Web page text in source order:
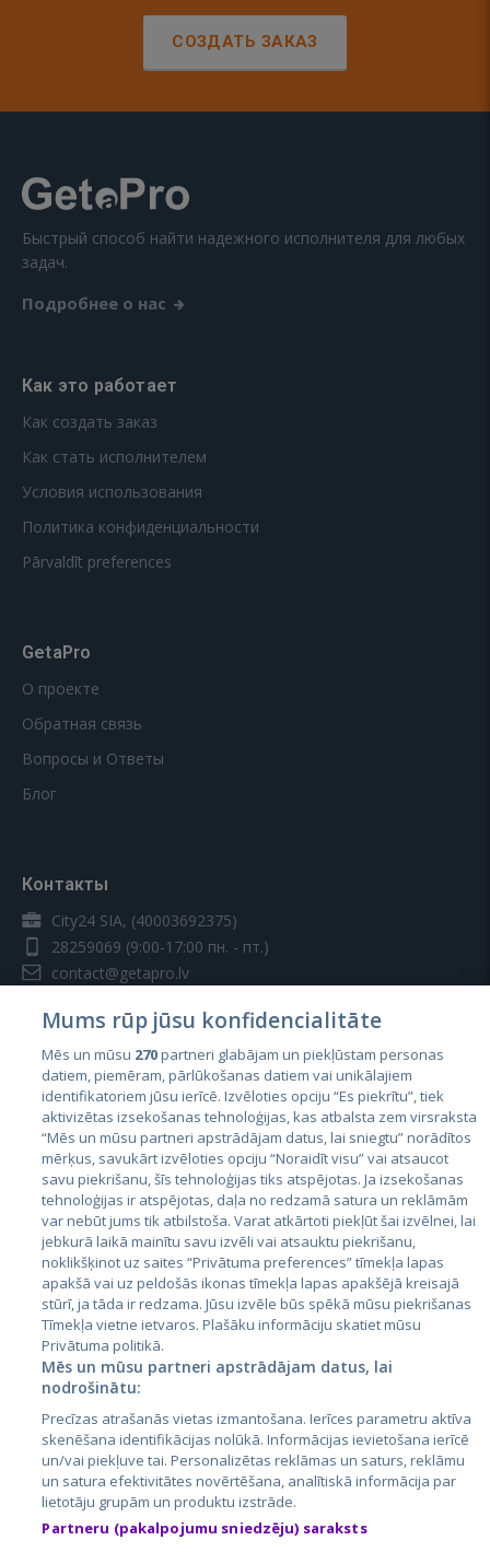
СОЗДАТЬ ЗАКАЗ
Быстрый способ найти надежного исполнителя для любых
задач.
Подробнее о нас
Как это работает
Как создать заказ
Как стать исполнителем
Условия использования
Политика конфиденциальности
Pārvaldīt preferences
GetaPro
О проекте
Обратная связь
Вопросы и Ответы
Блог
Контакты
City24 SIA, (40003692375)
28259069 (9:00-17:00 пн. - пт.)
contact@getapro.lv
Страны
Эстония
Латвия
Литва
City24.lv
City24.ee
GetaPro.lv
GetaPro.ee
Skelbiu.lt
Autoplius.lt
CVbankas.lt
Kainos.lt
Paslaugos.lt
auto24.ee
Osta.ee
Mums rūp jūsu konfidencialitāte
Mēs un mūsu 270partneri glabājam un piekļūstam personas
datiem, piemēram, pārlūkošanas datiem vai unikālajiem
identifikatoriem jūsu ierīcē. Izvēloties opciju “Es piekrītu”, tiek
aktivizētas izsekošanas tehnoloģijas, kas atbalsta zem virsraksta
“Mēs un mūsu partneri apstrādājam datus, lai sniegtu” norādītos
mērķus, savukārt izvēloties opciju “Noraidīt visu” vai atsaucot
savu piekrišanu, šīs tehnoloģijas tiks atspējotas. Ja izsekošanas
tehnoloģijas ir atspējotas, daļa no redzamā satura un reklāmām
var nebūt jums tik atbilstoša. Varat atkārtoti piekļūt šai izvēlnei, lai
jebkurā laikā mainītu savu izvēli vai atsauktu piekrišanu,
noklikšķinot uz saites “Privātuma preferences” tīmekļa lapas
apakšā vai uz peldošās ikonas tīmekļa lapas apakšējā kreisajā
stūrī, ja tāda ir redzama. Jūsu izvēle būs spēkā mūsu piekrišanas
Tīmekļa vietne ietvaros. Plašāku informāciju skatiet mūsu
Privātuma politikā.
Mēs un mūsu partneri apstrādājam datus, lai
nodrošinātu:
Precīzas atrašanās vietas izmantošana. Ierīces parametru aktīva
skenēšana identifikācijas nolūkā. Informācijas ievietošana ierīcē
un/vai piekļuve tai. Personalizētas reklāmas un saturs, reklāmu
un satura efektivitātes novērtēšana, analītiskā informācija par
lietotāju grupām un produktu izstrāde.
Partneru (pakalpojumu sniedzēju) saraksts